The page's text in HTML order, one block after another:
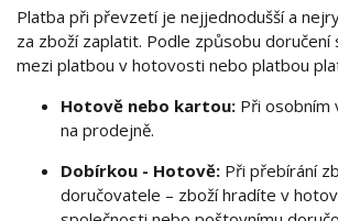
Platba při převzetí je nejjednodušší a
za zboží zaplatit. Podle způsobu
mezi platbou v hotovosti nebo platbou
Hotově nebo kartou: Při osobním
na prodejně.
Dobírkou - Hotově: Při přebírání
doručovatele – zboží hradíte v